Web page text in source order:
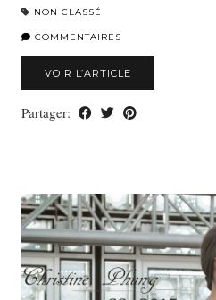
NON CLASSÉ
COMMENTAIRES
VOIR L’ARTICLE
Partager: